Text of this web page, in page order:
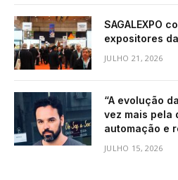
SAGALEXPO
expositores
JULHO 21, 2026
“A evolução
vez mais pela
automação e
JULHO 15, 2026